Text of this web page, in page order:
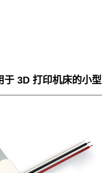
于 3D 打印机床的小型